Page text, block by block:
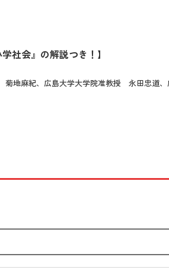
社会』の解説つき！】
地麻紀、広島大学大学院准教授 永田忠道